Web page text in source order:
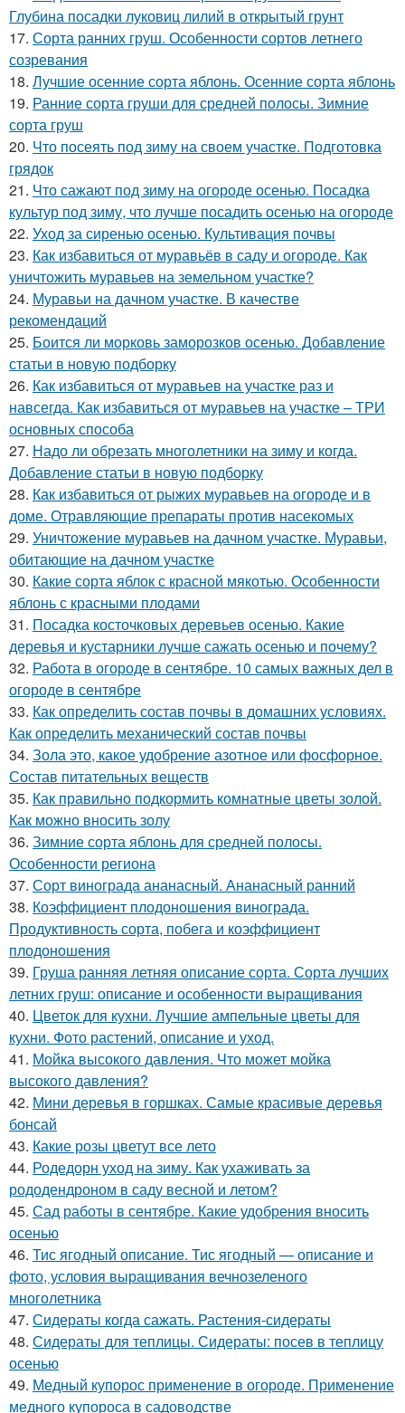
Глубина посадки луковиц лилий в открытый грунт
17. Сорта ранних груш. Особенности сортов летнего
созревания
18. Лучшие осенние сорта яблонь. Осенние сорта яблонь
19. Ранние сорта груши для средней полосы. Зимние
сорта груш
20. Что посеять под зиму на своем участке. Подготовка
грядок
21. Что сажают под зиму на огороде осенью. Посадка
культур под зиму, что лучше посадить осенью на огороде
22. Уход за сиренью осенью. Культивация почвы
23. Как избавиться от муравьёв в саду и огороде. Как
уничтожить муравьев на земельном участке?
24. Муравьи на дачном участке. В качестве
рекомендаций
25. Боится ли морковь заморозков осенью. Добавление
статьи в новую подборку
26. Как избавиться от муравьев на участке раз и
навсегда. Как избавиться от муравьев на участке – ТРИ
основных способа
27. Надо ли обрезать многолетники на зиму и когда.
Добавление статьи в новую подборку
28. Как избавиться от рыжих муравьев на огороде и в
доме. Отравляющие препараты против насекомых
29. Уничтожение муравьев на дачном участке. Муравьи,
обитающие на дачном участке
30. Какие сорта яблок с красной мякотью. Особенности
яблонь с красными плодами
31. Посадка косточковых деревьев осенью. Какие
деревья и кустарники лучше сажать осенью и почему?
32. Работа в огороде в сентябре. 10 самых важных дел в
огороде в сентябре
33. Как определить состав почвы в домашних условиях.
Как определить механический состав почвы
34. Зола это, какое удобрение азотное или фосфорное.
Состав питательных веществ
35. Как правильно подкормить комнатные цветы золой.
Как можно вносить золу
36. Зимние сорта яблонь для средней полосы.
Особенности региона
37. Сорт винограда ананасный. Ананасный ранний
38. Коэффициент плодоношения винограда.
Продуктивность сорта, побега и коэффициент
плодоношения
39. Груша ранняя летняя описание сорта. Сорта лучших
летних груш: описание и особенности выращивания
40. Цветок для кухни. Лучшие ампельные цветы для
кухни. Фото растений, описание и уход.
41. Мойка высокого давления. Что может мойка
высокого давления?
42. Мини деревья в горшках. Самые красивые деревья
бонсай
43. Какие розы цветут все лето
44. Родедорн уход на зиму. Как ухаживать за
рододендроном в саду весной и летом?
45. Сад работы в сентябре. Какие удобрения вносить
осенью
46. Тис ягодный описание. Тис ягодный — описание и
фото, условия выращивания вечнозеленого
многолетника
47. Сидераты когда сажать. Растения-сидераты
48. Сидераты для теплицы. Сидераты: посев в теплицу
осенью
49. Медный купорос применение в огороде. Применение
медного купороса в садоводстве